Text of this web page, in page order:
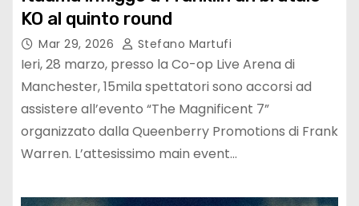
KO al quinto round
Mar 29, 2026 Stefano Martufi
Ieri, 28 marzo, presso la Co-op Live Arena di
Manchester, 15mila spettatori sono accorsi ad
assistere all’evento “The Magnificent 7”
organizzato dalla Queenberry Promotions di Frank
Warren. L’attesissimo main event…